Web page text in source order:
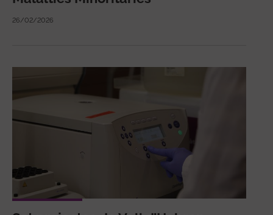
26/02/2026